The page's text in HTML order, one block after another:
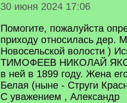
30 июня 2024 17:06
Помогите, пожалуйста
приходу относилась дер.
Новосельской волости )
ТИМОФЕЕВ НИКОЛАЙ
в ней в 1899 году. Жена
Белая (ныне - Струги
С уважением , Александр